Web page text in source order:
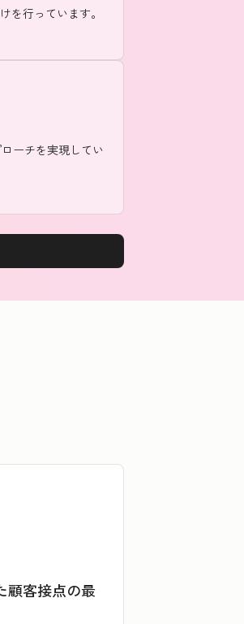
を行っています。
ーチを実現してい
顧客接点の最